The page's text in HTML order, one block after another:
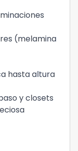
(melamina
hasta altura
y closets